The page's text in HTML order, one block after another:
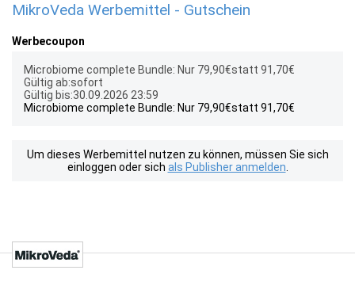
MikroVeda Werbemittel - Gutschein
Werbecoupon
Microbiome complete Bundle: Nur 79,90€statt 91,70€
Gültig ab:sofort
Gültig bis:30.09.2026 23:59
Microbiome complete Bundle: Nur 79,90€statt 91,70€
Um dieses Werbemittel nutzen zu können, müssen Sie sich
einloggen oder sich als Publisher anmelden